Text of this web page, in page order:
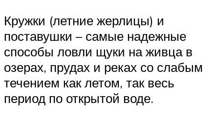
Кружки (летние жерлицы) и
поставушки – самые надежные
способы ловли щуки на живца в
озерах, прудах и реках со слабым
течением как летом, так весь
период по открытой воде.